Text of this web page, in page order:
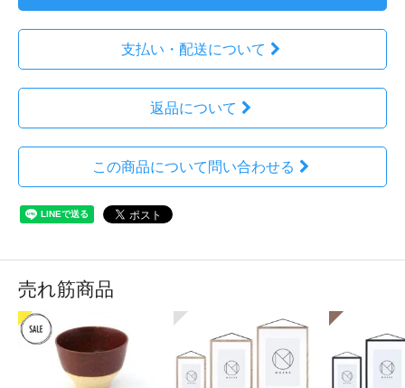
支払い・配送について
返品について
この商品について問い合わせる
売れ筋商品